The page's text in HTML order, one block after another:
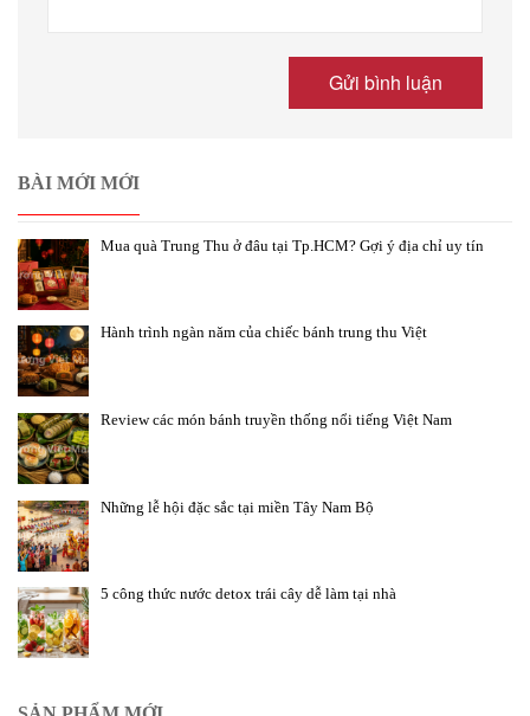
BÀI MỚI MỚI
Mua quà Trung Thu ở đâu tại Tp.HCM? Gợi ý địa chỉ uy tín
Hành trình ngàn năm của chiếc bánh trung thu Việt
Review các món bánh truyền thống nổi tiếng Việt Nam
Những lễ hội đặc sắc tại miền Tây Nam Bộ
5 công thức nước detox trái cây dễ làm tại nhà